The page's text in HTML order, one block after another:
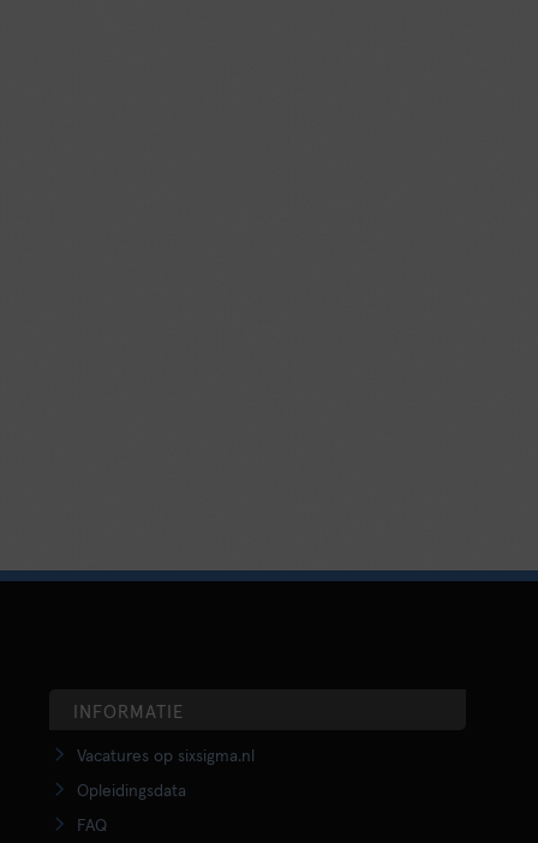
INFORMATIE
Vacatures op sixsigma.nl
Opleidingsdata
FAQ